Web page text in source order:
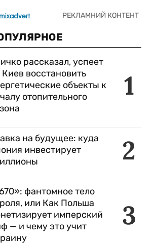
1
рассказал, успеет
Киев восстановить
объекты к
отопительного
2
на будущее: куда
инвестирует
3
фантомное тело
или Как Польша
имперский
— и чему это учит